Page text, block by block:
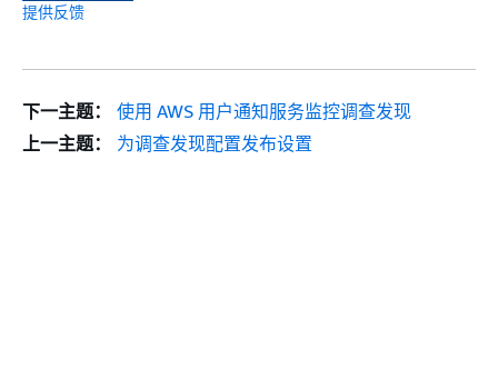
提供反馈
下一主题：
使用 AWS 用户通知服务监控调查发现
上一主题：
为调查发现配置发布设置